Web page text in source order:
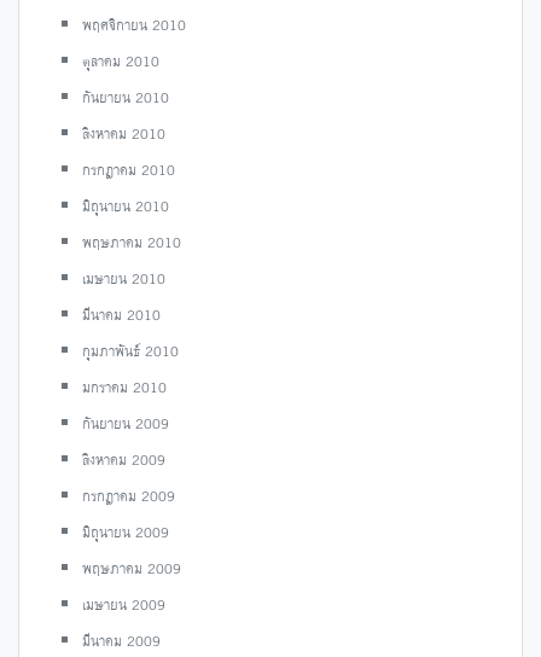
พฤศจิกายน 2010
ตุลาคม 2010
กันยายน 2010
สิงหาคม 2010
กรกฎาคม 2010
มิถุนายน 2010
พฤษภาคม 2010
เมษายน 2010
มีนาคม 2010
กุมภาพันธ์ 2010
มกราคม 2010
กันยายน 2009
สิงหาคม 2009
กรกฎาคม 2009
มิถุนายน 2009
พฤษภาคม 2009
เมษายน 2009
มีนาคม 2009